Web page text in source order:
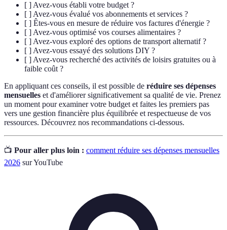
[ ] Avez-vous établi votre budget ?
[ ] Avez-vous évalué vos abonnements et services ?
[ ] Êtes-vous en mesure de réduire vos factures d'énergie ?
[ ] Avez-vous optimisé vos courses alimentaires ?
[ ] Avez-vous exploré des options de transport alternatif ?
[ ] Avez-vous essayé des solutions DIY ?
[ ] Avez-vous recherché des activités de loisirs gratuites ou à
faible coût ?
En appliquant ces conseils, il est possible de réduire ses dépenses
mensuelles et d'améliorer significativement sa qualité de vie. Prenez
un moment pour examiner votre budget et faites les premiers pas
vers une gestion financière plus équilibrée et respectueuse de vos
ressources. Découvrez nos recommandations ci-dessous.
📺 Pour aller plus loin : comment réduire ses dépenses mensuelles
2026 sur YouTube